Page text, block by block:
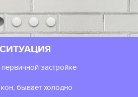
СИТУАЦИЯ
застройке
бывает холодно